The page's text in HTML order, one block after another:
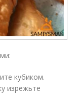
кубиком.
изрежьте